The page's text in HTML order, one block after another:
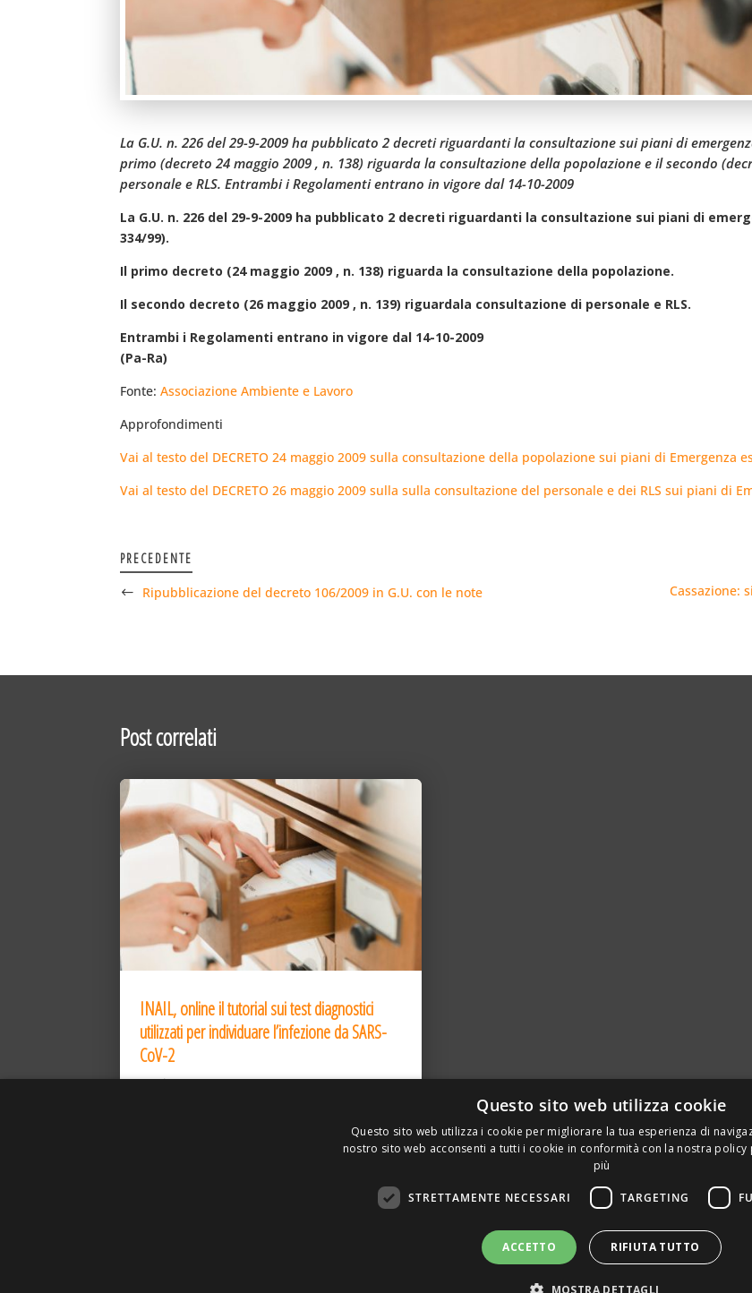
La G.U. n. 226 del 29-9-2009 ha pubblicato 2 decreti riguardanti la consultazione sui piani di
primo (decreto 24 maggio 2009 , n. 138) riguarda la consultazione della popolazione e il secondo
personale e RLS. Entrambi i Regolamenti entrano in vigore dal 14-10-2009
La G.U. n. 226 del 29-9-2009 ha pubblicato 2 decreti riguardanti la consultazione sui piani di
334/99).
Il primo decreto (24 maggio 2009 , n. 138) riguarda la consultazione della popolazione.
Il secondo decreto (26 maggio 2009 , n. 139) riguardala consultazione di personale e RLS.
Entrambi i Regolamenti entrano in vigore dal 14-10-2009
(Pa-Ra)
Fonte:Associazione Ambiente e Lavoro
Approfondimenti
Vai al testo del DECRETO 24 maggio 2009 sulla consultazione della popolazione sui piani di Emergenza
Vai al testo del DECRETO 26 maggio 2009 sulla sulla consultazione del personale e dei RLS sui piani di
PRECEDENTE
Ripubblicazione del decreto 106/2009 in G.U. con le note
Cassazione:
Post correlati
INAIL, online il tutorial sui test diagnostici
utilizzati per individuare l’infezione da SARS-
CoV-2
31 Dic 2020
ASSOCIAZIONE AMBIENTE E LAVORO – VIA PRIVATA DELLA TORRE, 15 – 20127 – MILANO –
SITO REALIZZATO DA GRAFICAEFOTO WEB AGENCY –
Questo sito web utilizza cookie
Questo sito web utilizza i cookie per migliorare la tua esperienza di
nostro sito web acconsenti a tutti i cookie in conformità con la nostra policy
più
STRETTAMENTE NECESSARI TARGETING
ACCETTO RIFIUTA TUTTO
MOSTRA DETTAGLI